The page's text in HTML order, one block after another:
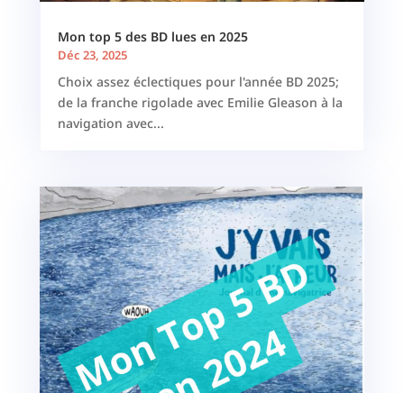
Mon top 5 des BD lues en 2025
Déc 23, 2025
Choix assez éclectiques pour l'année BD 2025;
de la franche rigolade avec Emilie Gleason à la
navigation avec...